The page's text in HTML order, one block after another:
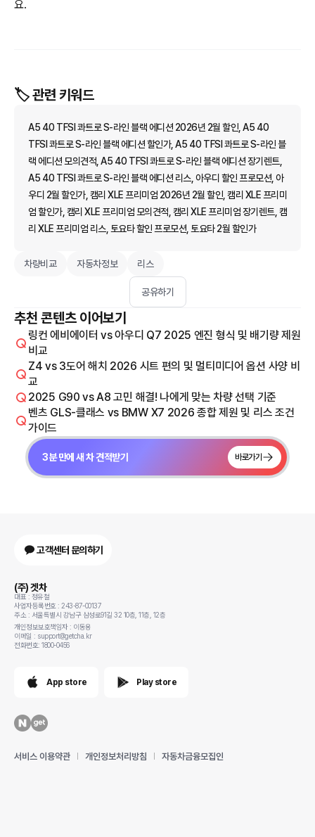
요.
🏷️ 관련 키워드
A5 40 TFSI 콰트로 S-라인 블랙 에디션 2026년 2월 할인, A5 40
TFSI 콰트로 S-라인 블랙 에디션 할인가, A5 40 TFSI 콰트로 S-라인 블
랙 에디션 모의견적, A5 40 TFSI 콰트로 S-라인 블랙 에디션 장기렌트,
A5 40 TFSI 콰트로 S-라인 블랙 에디션 리스, 아우디 할인 프로모션, 아
우디 2월 할인가, 캠리 XLE 프리미엄 2026년 2월 할인, 캠리 XLE 프리미
엄 할인가, 캠리 XLE 프리미엄 모의견적, 캠리 XLE 프리미엄 장기렌트, 캠
리 XLE 프리미엄 리스, 토요타 할인 프로모션, 토요타 2월 할인가
차량비교 자동차정보 리스
공유하기
추천 콘텐츠 이어보기
링컨 에비에이터 vs 아우디 Q7 2025 엔진 형식 및 배기량 제원
비교
Z4 vs 3도어 해치 2026 시트 편의 및 멀티미디어 옵션 사양 비
교
2025 G90 vs A8 고민 해결! 나에게 맞는 차량 선택 기준
벤츠 GLS-클래스 vs BMW X7 2026 종합 제원 및 리스 조건
가이드
3분 만에 새 차 견적받기 바로가기
고객센터 문의하기
(주) 겟차
대표 : 정유철
사업자등록번호 : 243-87-00137
주소 : 서울특별시 강남구 삼성로91길 32 10층, 11층, 12층
개인정보보호책임자 : 이동용
이메일 : support@getcha.kr
전화번호: 1800-0456
App store Play store
서비스 이용약관 개인정보처리방침 자동차금융모집인